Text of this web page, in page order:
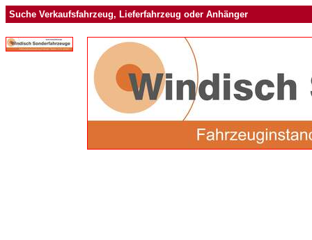
Suche Verkaufsfahrzeug, Lieferfahrzeug oder Anhänger